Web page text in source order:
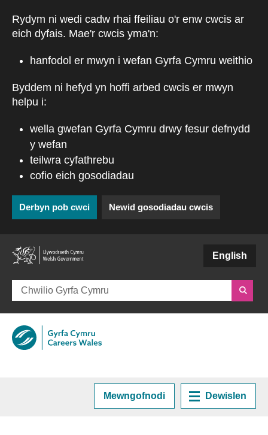
Rydym ni wedi cadw rhai ffeiliau o'r enw cwcis ar
eich dyfais. Mae'r cwcis yma'n:
hanfodol er mwyn i wefan Gyrfa Cymru weithio
Byddem ni hefyd yn hoffi arbed cwcis er mwyn
helpu i:
wella gwefan Gyrfa Cymru drwy fesur defnydd
y wefan
teilwra cyfathrebu
cofio eich gosodiadau
Derbyn pob cwci Newid gosodiadau cwcis
English
Mewngofnodi Dewislen